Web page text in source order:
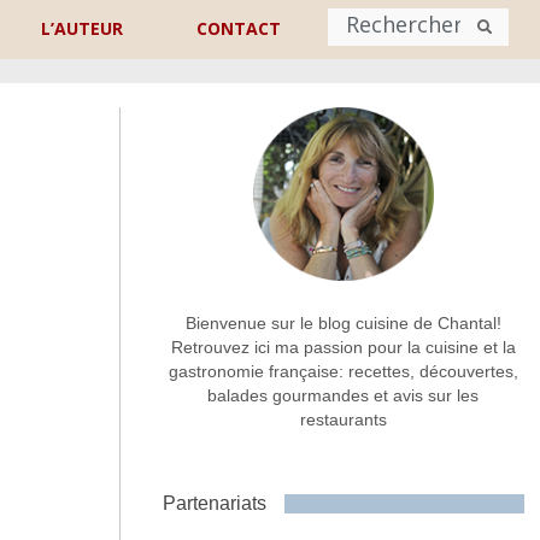
L’AUTEUR CONTACT
Nom
Commentaire ou message *
Bienvenue sur le blog cuisine de Chantal!
Retrouvez ici ma passion pour la cuisine et la
gastronomie française: recettes, découvertes,
balades gourmandes et avis sur les
restaurants
Partenariats